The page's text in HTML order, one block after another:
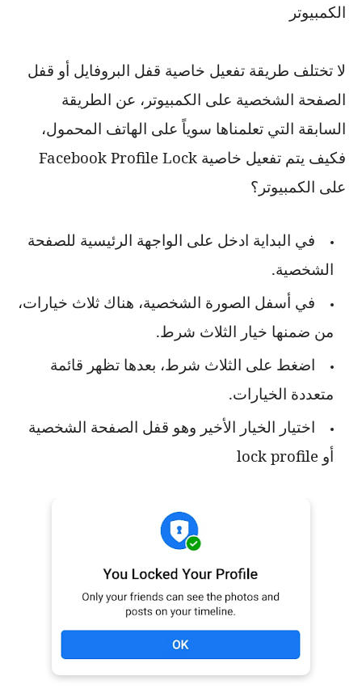
الكمبيوتر
لا تختلف طريقة تفعيل خاصية قفل البروفايل أو قفل
الصفحة الشخصية على الكمبيوتر، عن الطريقة
السابقة التي تعلمناها سوياً على الهاتف المحمول،
فكيف يتم تفعيل خاصيةFacebook Profile Lock
على الكمبيوتر؟
في البداية ادخل على الواجهة الرئيسية للصفحة
الشخصية.
في أسفل الصورة الشخصية، هناك ثلاث خيارات،
من ضمنها خيار الثلاث شرط.
اضغط على الثلاث شرط، بعدها تظهر قائمة
متعددة الخيارات.
اختيار الخيار الأخير وهو قفل الصفحة الشخصية
أوlock profile